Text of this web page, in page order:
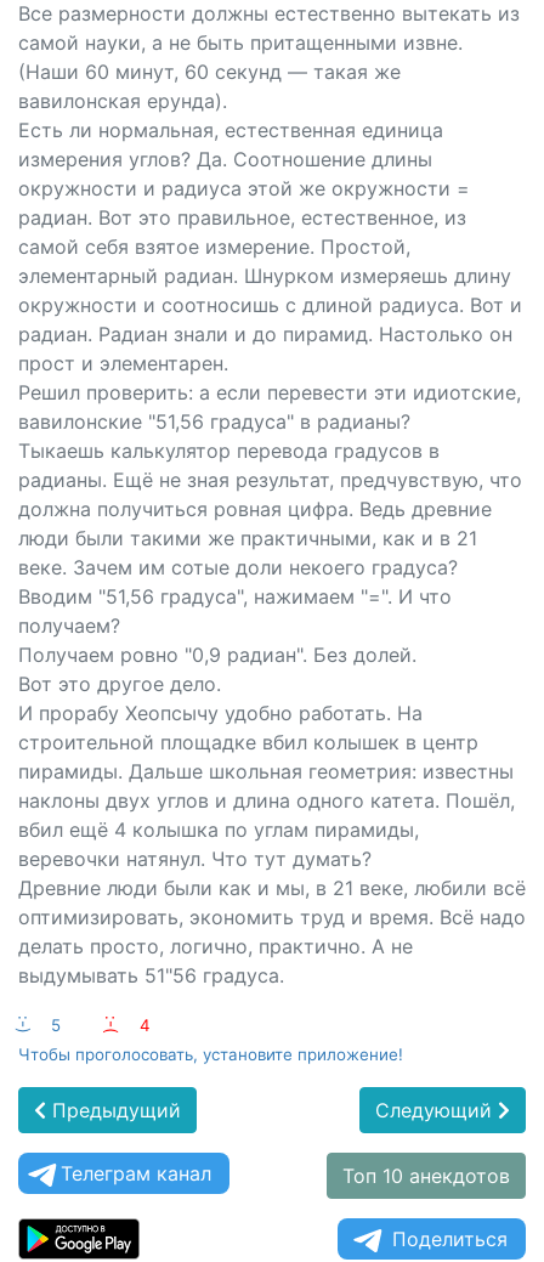
Все размерности должны естественно вытекать из
самой науки, а не быть притащенными извне.
(Наши 60 минут, 60 секунд — такая же
вавилонская ерунда).
Есть ли нормальная, естественная единица
измерения углов? Да. Соотношение длины
окружности и радиуса этой же окружности =
радиан. Вот это правильное, естественное, из
самой себя взятое измерение. Простой,
элементарный радиан. Шнурком измеряешь длину
окружности и соотносишь с длиной радиуса. Вот и
радиан. Радиан знали и до пирамид. Настолько он
прост и элементарен.
Решил проверить: а если перевести эти идиотские,
вавилонские "51,56 градуса" в радианы?
Тыкаешь калькулятор перевода градусов в
радианы. Ещё не зная результат, предчувствую, что
должна получиться ровная цифра. Ведь древние
люди были такими же практичными, как и в 21
веке. Зачем им сотые доли некоего градуса?
Вводим "51,56 градуса", нажимаем "=". И что
получаем?
Получаем ровно "0,9 радиан". Без долей.
Вот это другое дело.
И прорабу Хеопсычу удобно работать. На
строительной площадке вбил колышек в центр
пирамиды. Дальше школьная геометрия: известны
наклоны двух углов и длина одного катета. Пошёл,
вбил ещё 4 колышка по углам пирамиды,
веревочки натянул. Что тут думать?
Древние люди были как и мы, в 21 веке, любили всё
оптимизировать, экономить труд и время. Всё надо
делать просто, логично, практично. А не
выдумывать 51"56 градуса.
:-) 5 :-(
4
Чтобы проголосовать, установите приложение!
Предыдущий Следующий
Телеграм канал Топ 10 анекдотов
Поделиться